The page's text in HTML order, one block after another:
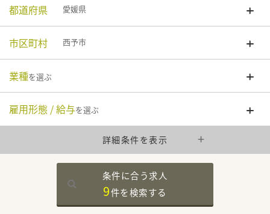
都道府県 愛媛県
市区町村 西予市
業種を選ぶ
雇用形態 / 給与を選ぶ
詳細条件を表示
条件に合う求人
9件を検索する